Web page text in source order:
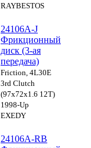
RAYBESTOS
24106A-J
Фрикционный
диск (3-ая
передача)
Friction, 4L30E
3rd Clutch
(97x72x1.6 12T)
1998-Up
EXEDY
24106A-RB